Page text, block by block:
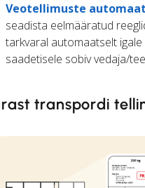
Veotellimuste
seadista eelmääratud
tarkvaral automaatselt igale
saadetisele sobiv vedaja/
transpordi